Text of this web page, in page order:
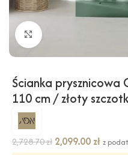
Kliknij, aby powiększyć
Ścianka prysznicowa
110 cm / złoty
2,728.70zł 2,099.00 zł z